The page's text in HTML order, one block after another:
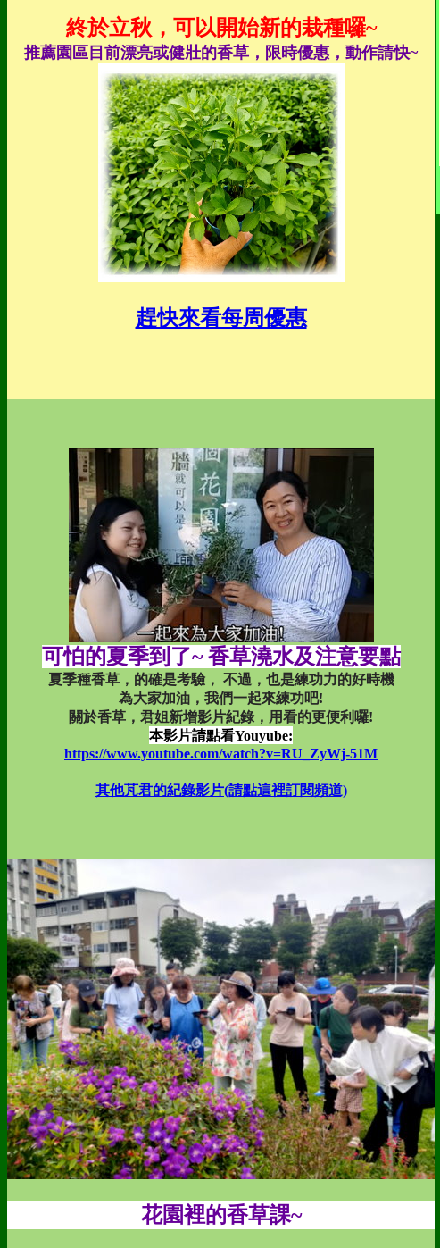
終於立秋，可以開始新的栽種囉~
推薦園區目前漂亮或健壯的香草，限時優惠，動作請快~
趕快來看每周優惠
可怕的夏季到了~ 香草澆水及注意要點
夏季種香草，的確是考驗， 不過，也是練功力的好時機
為大家加油，我們一起來練功吧!
關於香草，君姐新增影片紀錄，用看的更便利囉!
本影片請點看Youyube:
https://www.youtube.com/watch?v=RU_ZyWj-51M
其他芃君的紀錄影片(請點這裡訂閱頻道)
花園裡的香草課~